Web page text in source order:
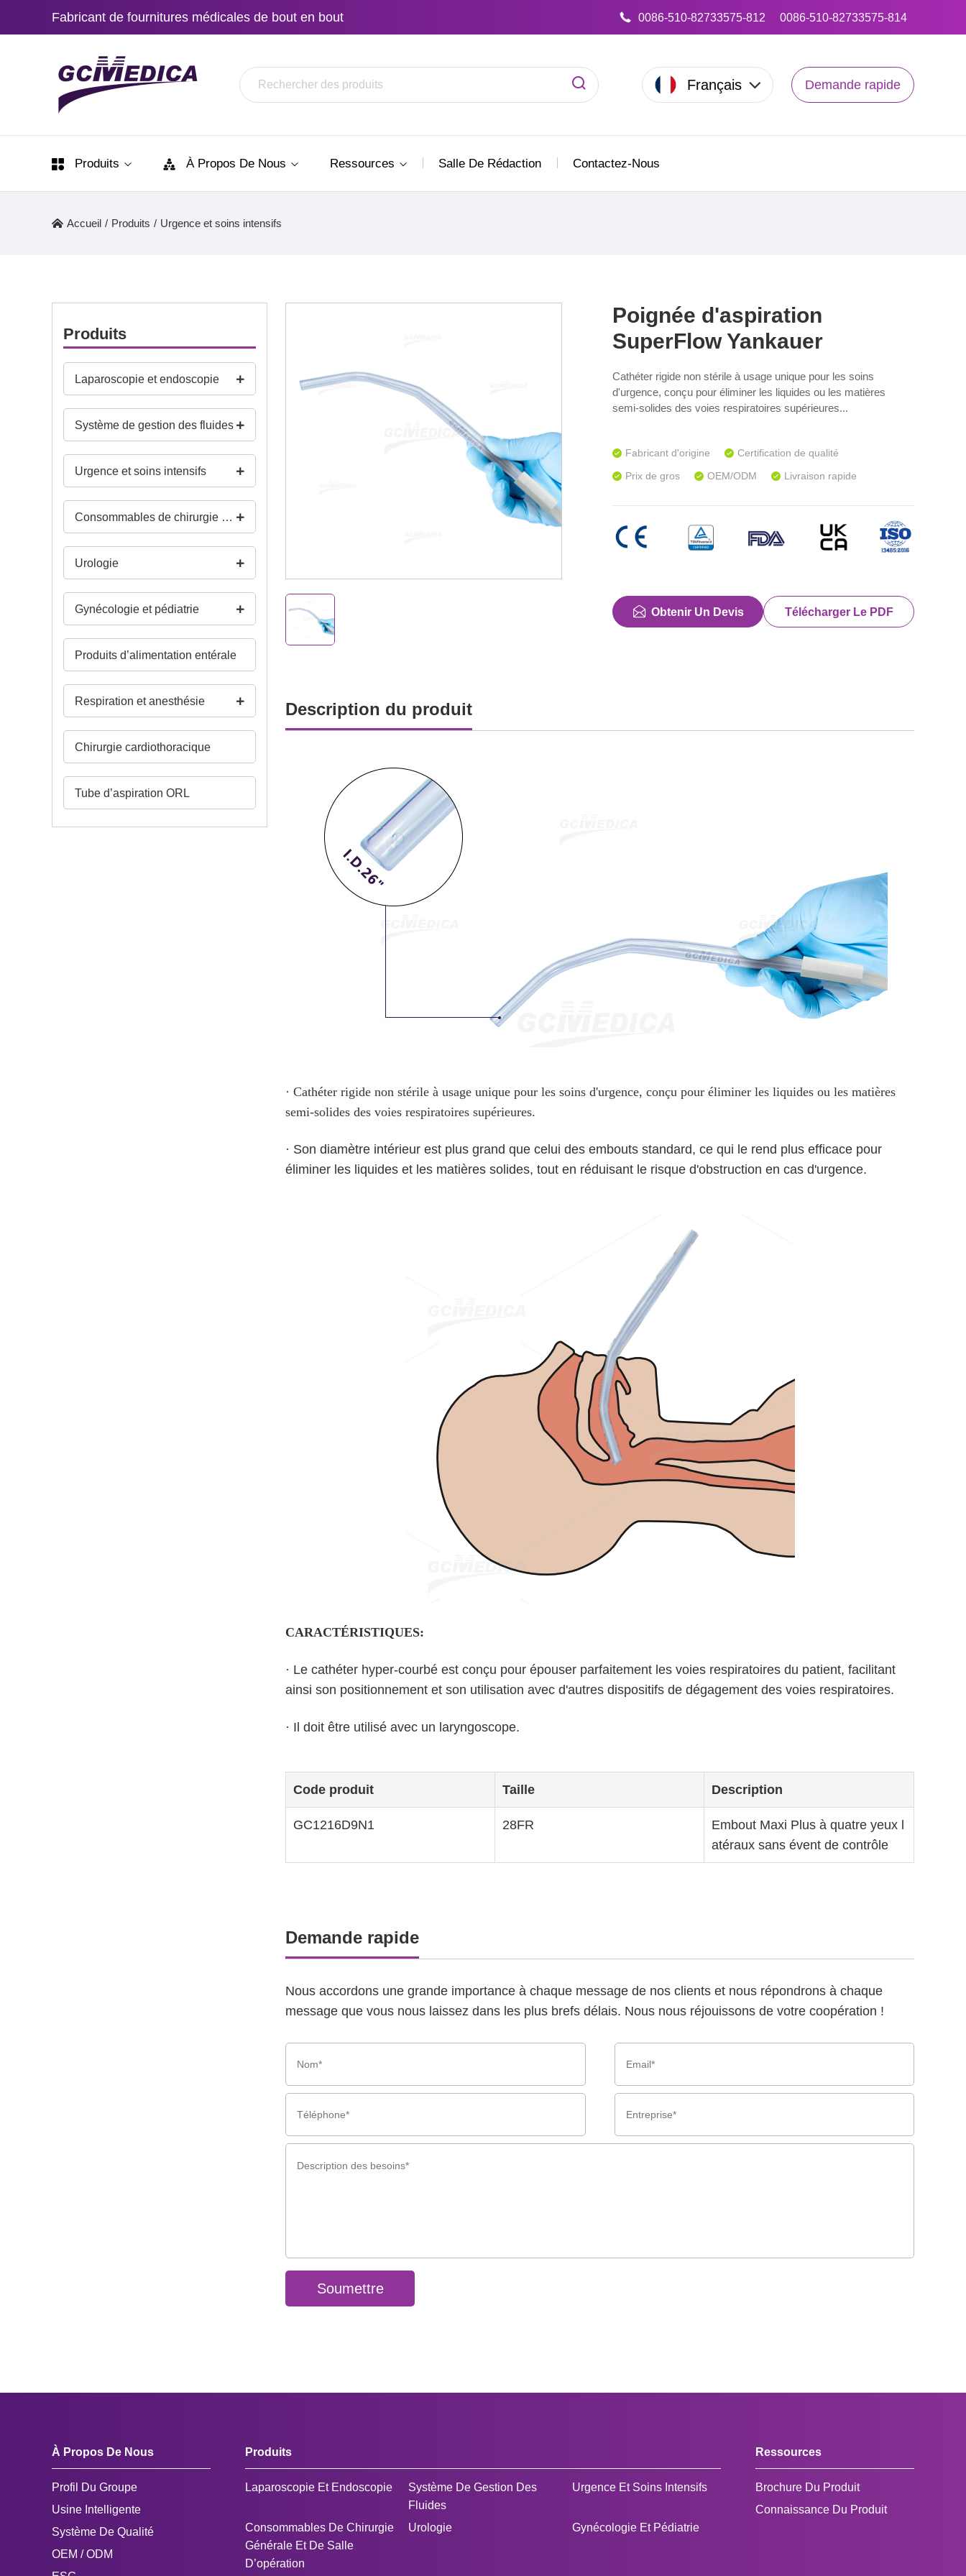
Fabricant de fournitures médicales de bout en bout 0086-510-82733575-812 0086-510-82733575-814
Français Demande rapide
Produits À Propos De Nous Ressources Salle De Rédaction Contactez-Nous
Accueil / Produits / Urgence et soins intensifs
Produits
Laparoscopie et endoscopie
Système de gestion des fluides
Urgence et soins intensifs
Consommables de chirurgie générale et de salle d’opération
Urologie
Gynécologie et pédiatrie
Produits d’alimentation entérale
Respiration et anesthésie
Chirurgie cardiothoracique
Tube d’aspiration ORL
Poignée d'aspiration
SuperFlow Yankauer
Cathéter rigide non stérile à usage unique pour les soins
d'urgence, conçu pour éliminer les liquides ou les matières
semi-solides des voies respiratoires supérieures...
Fabricant d'origine
Certification de qualité
Prix de gros
OEM/ODM Livraison rapide
Obtenir Un Devis Télécharger Le PDF
Description du produit
· Cathéter rigide non stérile à usage unique pour les soins d'urgence, conçu pour éliminer les liquides ou les matières
semi-solides des voies respiratoires supérieures.
· Son diamètre intérieur est plus grand que celui des embouts standard, ce qui le rend plus efficace pour
éliminer les liquides et les matières solides, tout en réduisant le risque d'obstruction en cas d'urgence.
CARACTÉRISTIQUES:
· Le cathéter hyper-courbé est conçu pour épouser parfaitement les voies respiratoires du patient, facilitant
ainsi son positionnement et son utilisation avec d'autres dispositifs de dégagement des voies respiratoires.
· Il doit être utilisé avec un laryngoscope.
Code produit Taille Description
GC1216D9N1 28FR
Embout Maxi Plus à quatre yeux l
atéraux sans évent de contrôle
Demande rapide
Nous accordons une grande importance à chaque message de nos clients et nous répondrons à chaque
message que vous nous laissez dans les plus brefs délais. Nous nous réjouissons de votre coopération !
Soumettre
À Propos De Nous
Profil Du Groupe
Usine Intelligente
Système De Qualité
OEM / ODM
Produits
Laparoscopie Et Endoscopie
Système De Gestion Des
Fluides
Urgence Et Soins Intensifs
Consommables De Chirurgie
Générale Et De Salle
D’opération
Urologie Gynécologie Et Pédiatrie
Ressources
Brochure Du Produit
Connaissance Du Produit